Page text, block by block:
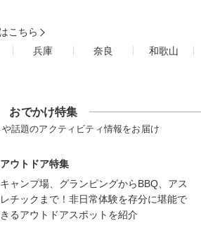
こちら
兵庫 奈良
和歌山
おでかけ特集
話題のアクティビティ情報をお届け
アウトドア特集
キャンプ場、グランピングからBBQ、アス
レチックまで！非日常体験を存分に堪能で
きるアウトドアスポットを紹介